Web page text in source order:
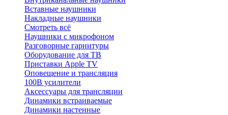
Вставные наушники
Накладные наушники
Смотреть всё
Наушники с микрофоном
Разговорные гарнитуры
Оборудование для ТВ
Приставки Apple TV
Оповещение и трансляция
100В усилители
Аксессуары для трансляции
Динамики встраиваемые
Динамики настенные